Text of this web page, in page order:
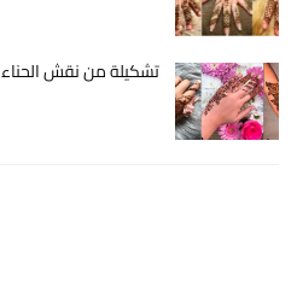
تشكيلة من نقش الحناء